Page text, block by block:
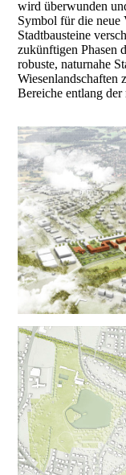
wird überwunden
Symbol für die
Stadtbausteine
zukünftigen Phasen
robuste, naturnahe
Wiesenlandschaften
Bereiche entlang